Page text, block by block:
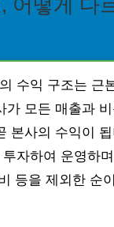
어떻게 다
수익 구조는 근
가 모든 매출과
본사의 수익이
자하여 운영하
등을 제외한 순